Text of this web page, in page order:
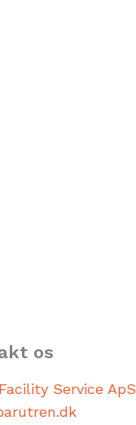
os
Service ApS